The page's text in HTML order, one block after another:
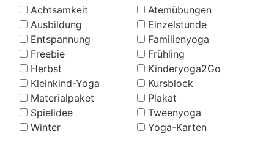
Achtsamkeit
Atemübungen
Ausbildung
Einzelstunde
Entspannung
Familienyoga
Freebie
Frühling
Herbst
Kinderyoga2Go
Kleinkind-Yoga
Kursblock
Materialpaket
Plakat
Spielidee
Tweenyoga
Winter
Yoga-Karten